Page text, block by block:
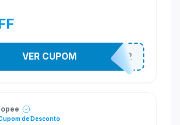
141525852
VER CUPOM
de Desconto